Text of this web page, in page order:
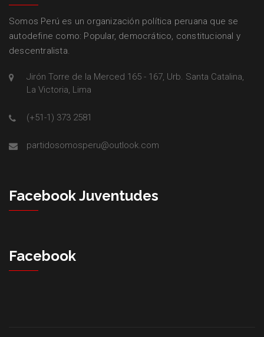
Somos Perú es un organización política peruana que se
autodefine como: Popular, democrático, constitucional y
descentralista.
Jirón Torre de la Merced 165 - 167, Urb. Santa Catalina,
La Victoria, Lima
(+51-1) 373 2581
partidosomosperu@outlook.com
Facebook Juventudes
Facebook